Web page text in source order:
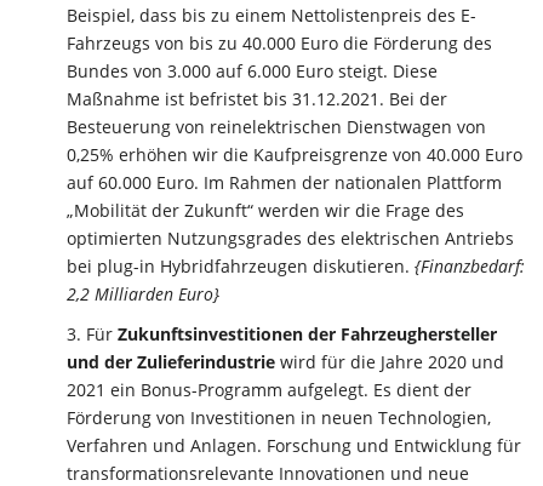
Beispiel, dass bis zu einem Nettolistenpreis des E-
Fahrzeugs von bis zu 40.000 Euro die Förderung des
Bundes von 3.000 auf 6.000 Euro steigt. Diese
Maßnahme ist befristet bis 31.12.2021. Bei der
Besteuerung von reinelektrischen Dienstwagen von
0,25% erhöhen wir die Kaufpreisgrenze von 40.000 Euro
auf 60.000 Euro. Im Rahmen der nationalen Plattform
„Mobilität der Zukunft“ werden wir die Frage des
optimierten Nutzungsgrades des elektrischen Antriebs
bei plug-in Hybridfahrzeugen diskutieren. {Finanzbedarf:
2,2 Milliarden Euro}
Für Zukunftsinvestitionen der Fahrzeughersteller
und der Zulieferindustrie wird für die Jahre 2020 und
2021 ein Bonus-Programm aufgelegt. Es dient der
Förderung von Investitionen in neuen Technologien,
Verfahren und Anlagen. Forschung und Entwicklung für
transformationsrelevante Innovationen und neue